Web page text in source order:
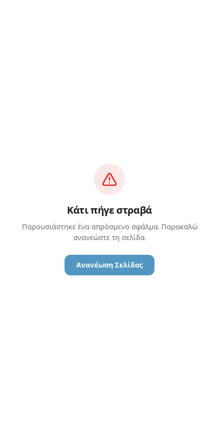
Κάτι πήγε στραβά
Παρουσιάστηκε ένα απρόσμενο σφάλμα. Παρακαλώ
ανανεώστε τη σελίδα.
Ανανέωση Σελίδας